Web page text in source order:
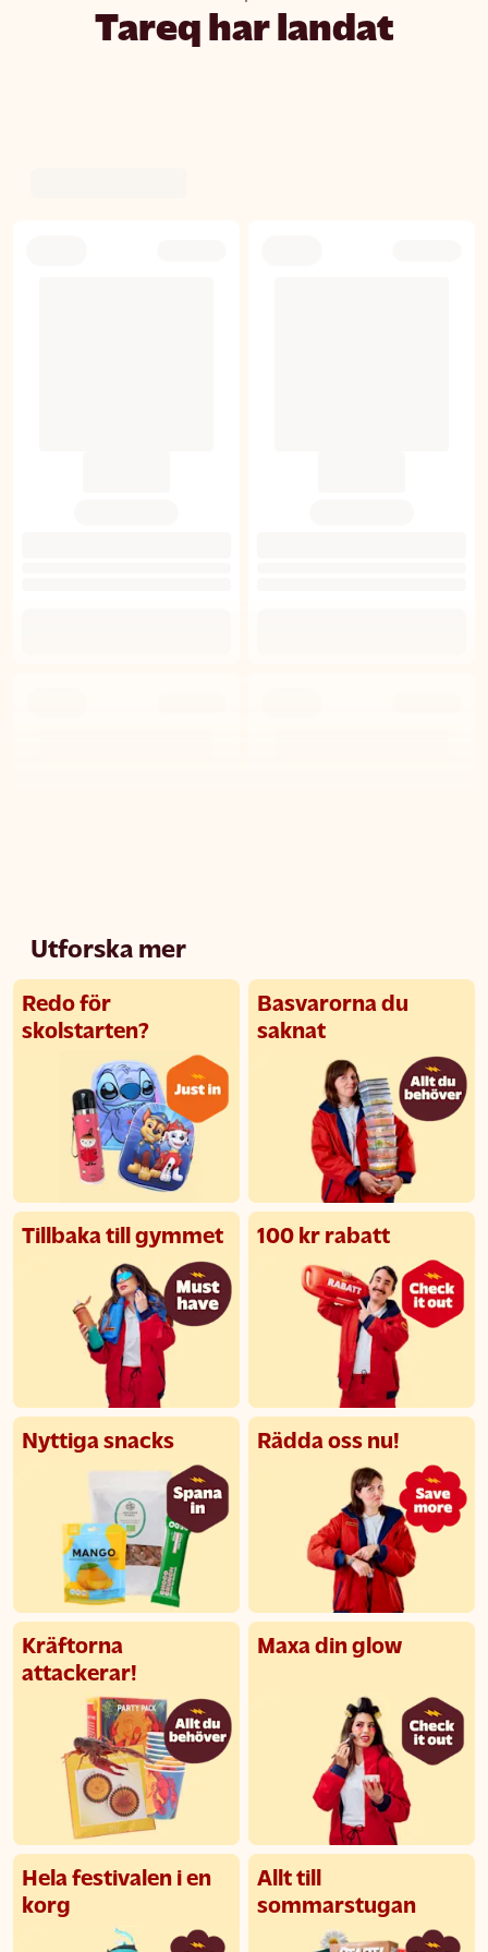
Tareq har landat
Utforska mer
Redo för
skolstarten?
Basvarorna du
saknat
Tillbaka till gymmet 100 kr rabatt
Nyttiga snacks Rädda oss nu!
Kräftorna
attackerar!
Maxa din glow
Hela festivalen i en
korg
Allt till
sommarstugan